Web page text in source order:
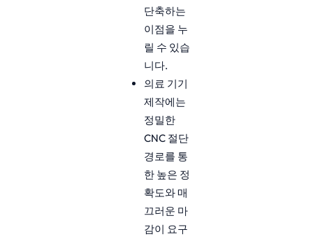
단축하는
이점을 누
릴 수 있습
니다.
의료 기기
제작에는
정밀한
CNC 절단
경로를 통
한 높은 정
확도와 매
끄러운 마
감이 요구